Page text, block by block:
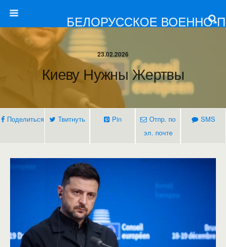
БЕЛОРУССКОЕ ВОЕННО-
23.02.2026
Киеву Нужны Жертвы
Поделиться Твитнуть Pin
Отпр. по
эл. почте
SMS